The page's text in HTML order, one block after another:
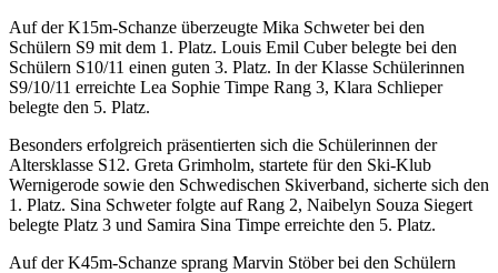
Auf der K15m-Schanze überzeugte Mika Schweter bei den
Schülern S9 mit dem 1. Platz. Louis Emil Cuber belegte bei den
Schülern S10/11 einen guten 3. Platz. In der Klasse Schülerinnen
S9/10/11 erreichte Lea Sophie Timpe Rang 3, Klara Schlieper
belegte den 5. Platz.
Besonders erfolgreich präsentierten sich die Schülerinnen der
Altersklasse S12. Greta Grimholm, startete für den Ski-Klub
Wernigerode sowie den Schwedischen Skiverband, sicherte sich den
1. Platz. Sina Schweter folgte auf Rang 2, Naibelyn Souza Siegert
belegte Platz 3 und Samira Sina Timpe erreichte den 5. Platz.
Auf der K45m-Schanze sprang Marvin Stöber bei den Schülern